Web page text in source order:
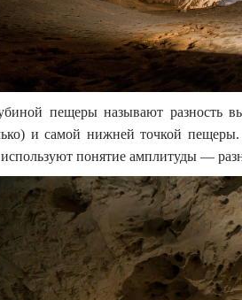
пещеры называют разность
и самой нижней точкой
используют понятие амплитуды —